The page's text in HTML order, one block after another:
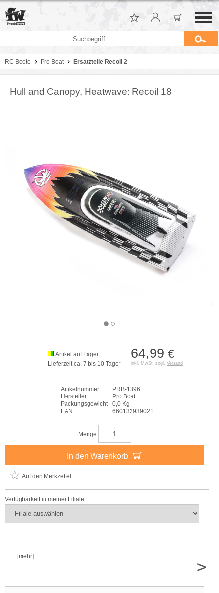
RC Boote Pro Boat Ersatzteile Recoil 2
Hull and Canopy, Heatwave: Recoil 18
64,99 €
inkl. MwSt. zzgl. Versand
Artikel auf Lager
Lieferzeit ca. 7 bis 10 Tage*
Artikelnummer
PRB-1396
Hersteller
Pro Boat
Packungsgewicht
0,0 Kg
EAN
660132939021
Menge
In den Warenkorb
Auf den Merkzettel
Verfügbarkeit in meiner Filiale
... [mehr]
>